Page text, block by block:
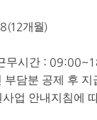
(12개월)
무시간 :
부담분 공제 후 지
업 안내지침에